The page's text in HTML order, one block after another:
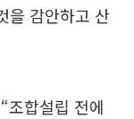
을 감안하고 산
조합설립 전에